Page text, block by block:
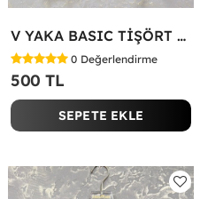
V YAKA BASIC TİŞÖRT Siyah
0 Değerlendirme
500 TL
SEPETE EKLE